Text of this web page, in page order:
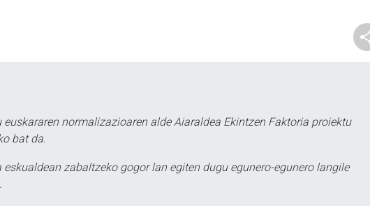
normalizazioaren alde Aiaraldea Ekintzen Faktoria proiektu
bat da.
zabaltzeko gogor lan egiten dugu egunero-egunero langile